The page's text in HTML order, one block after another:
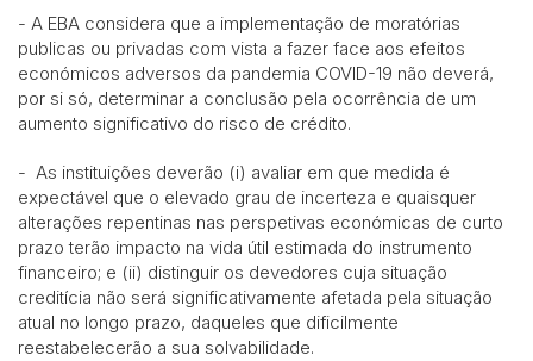
- A EBA considera que a implementação de moratórias
publicas ou privadas com vista a fazer face aos efeitos
económicos adversos da pandemia COVID-19 não deverá,
por si só, determinar a conclusão pela ocorrência de um
aumento significativo do risco de crédito.
- As instituições deverão (i) avaliar em que medida é
expectável que o elevado grau de incerteza e quaisquer
alterações repentinas nas perspetivas económicas de curto
prazo terão impacto na vida útil estimada do instrumento
financeiro; e (ii) distinguir os devedores cuja situação
creditícia não será significativamente afetada pela situação
atual no longo prazo, daqueles que dificilmente
reestabelecerão a sua solvabilidade.